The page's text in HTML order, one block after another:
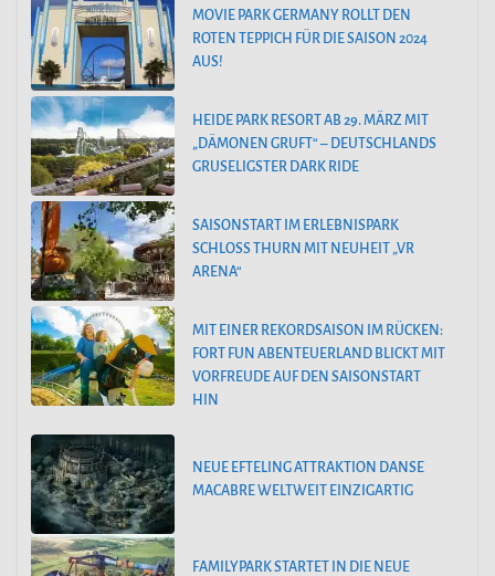
MOVIE PARK GERMANY ROLLT DEN
ROTEN TEPPICH FÜR DIE SAISON 2024
AUS!
HEIDE PARK RESORT AB 29. MÄRZ MIT
„DÄMONEN GRUFT“ – DEUTSCHLANDS
GRUSELIGSTER DARK RIDE
SAISONSTART IM ERLEBNISPARK
SCHLOSS THURN MIT NEUHEIT „VR
ARENA“
MIT EINER REKORDSAISON IM RÜCKEN:
FORT FUN ABENTEUERLAND BLICKT MIT
VORFREUDE AUF DEN SAISONSTART
HIN
NEUE EFTELING ATTRAKTION DANSE
MACABRE WELTWEIT EINZIGARTIG
FAMILYPARK STARTET IN DIE NEUE